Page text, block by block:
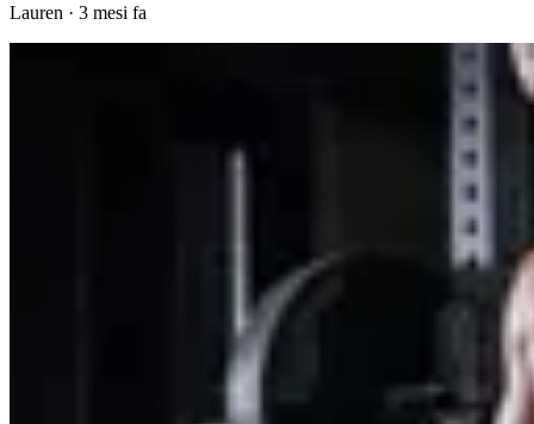
Lauren · 3 mesi fa